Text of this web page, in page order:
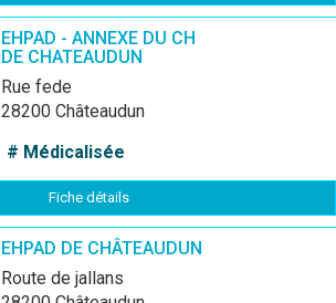
EHPAD - ANNEXE DU CH
DE CHATEAUDUN
rue fede
28200 Châteaudun
# Médicalisée
Fiche détails
EHPAD DE CHÂTEAUDUN
route de jallans